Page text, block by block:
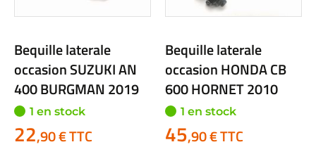
Bequille laterale
occasion SUZUKI AN
400 BURGMAN 2019
1 en stock
22,90 € TTC
Bequille laterale
occasion HONDA CB
600 HORNET 2010
1 en stock
45,90 € TTC